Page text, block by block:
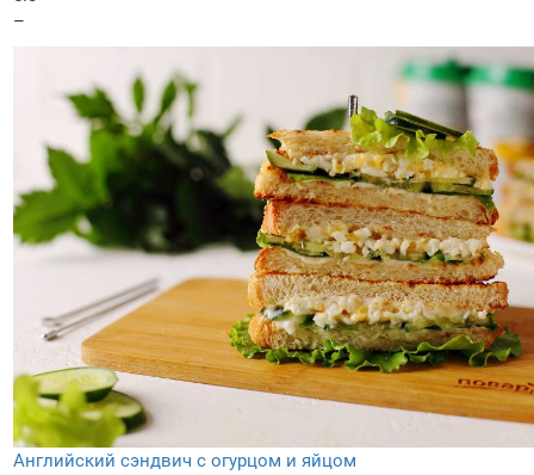
–
Английский сэндвич с огурцом и яйцом